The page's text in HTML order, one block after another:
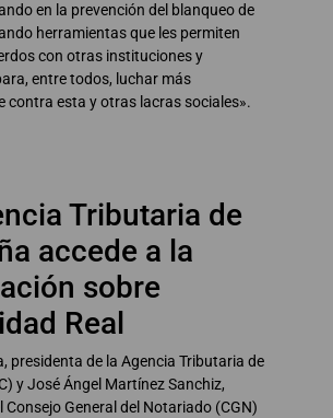
en la prevención del blanqueo de
herramientas que les permiten
con otras instituciones y
entre todos, luchar más
contra esta y otras lacras sociales».
Tributaria de
accede a la
sobre
Real
presidenta de la Agencia Tributaria de
y José Ángel Martínez Sanchiz,
Consejo General del Notariado (CGN)